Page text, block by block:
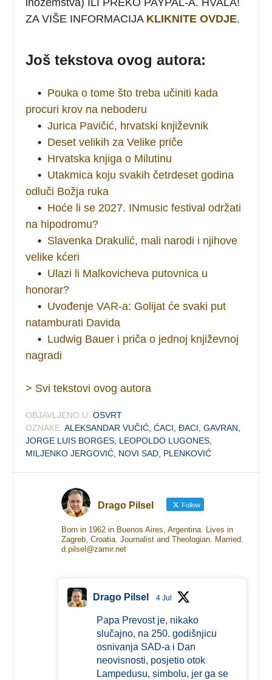
ZA VIŠE INFORMACIJA KLIKNITE OVDJE.
Još tekstova ovog autora:
• Pouka o tome što treba učiniti kada
procuri krov na neboderu
• Jurica Pavičić, hrvatski književnik
• Deset velikih za Velike priče
• Hrvatska knjiga o Milutinu
• Utakmica koju svakih četrdeset godina
odluči Božja ruka
• Hoće li se 2027. INmusic festival održati
na hipodromu?
• Slavenka Drakulić, mali narodi i njihove
velike kćeri
• Ulazi li Malkovicheva putovnica u
honorar?
• Uvođenje VAR-a: Golijat će svaki put
natamburati Davida
• Ludwig Bauer i priča o jednoj književnoj
nagradi
> Svi tekstovi ovog autora
OBJAVLJENO U: OSVRT
OZNAKE: ALEKSANDAR VUČIĆ ,ĆACI ,ĐACI ,GAVRAN
JORGE LUIS BORGES LEOPOLDO LUGONES
MILJENKO JERGOVIĆ NOVI SAD PLENKOVIĆ
Drago Pilsel Follow
Born in 1962 in Buenos Aires, Argentina. Lives in
Zagreb, Croatia. Journalist and Theologian. Married.
d.pilsel@zamir.net
Drago Pilsel 4 Jul
Papa Prevost je, nikako
slučajno, na 250. godišnjicu
osnivanja SAD-a i Dan
neovisnosti, posjetio otok
Lampedusu, simbolu, jer ga se